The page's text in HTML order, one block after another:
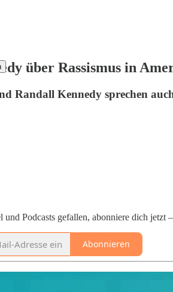
über Rassismus in
Randall Kennedy sprechen
Podcasts gefallen, abonniere dich jetzt
Abonnieren